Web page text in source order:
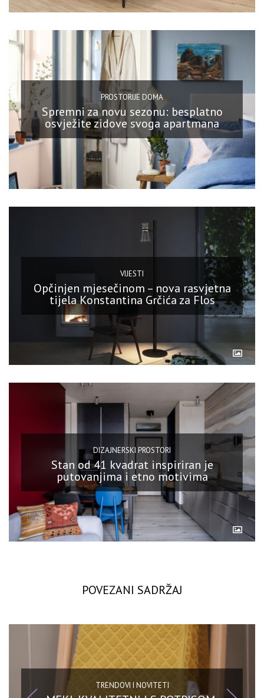
PROSTORIJE DOMA
Spremni za novu sezonu: besplatno
osvježite zidove svoga apartmana
VIJESTI
Opčinjen mjesečinom – nova rasvjetna
tijela Konstantina Grčića za Flos
DIZAJNERSKI PROSTORI
Stan od 41 kvadrat inspiriran je
putovanjima i etno motivima
POVEZANI SADRŽAJ
TRENDOVI I NOVITETI